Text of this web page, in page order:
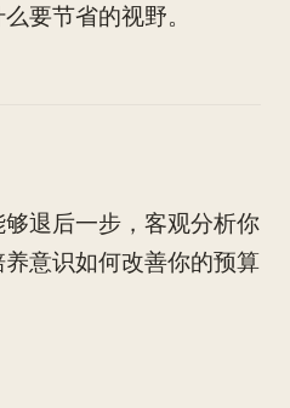
要节省的视野。
退后一步，客观分析你
意识如何改善你的预算